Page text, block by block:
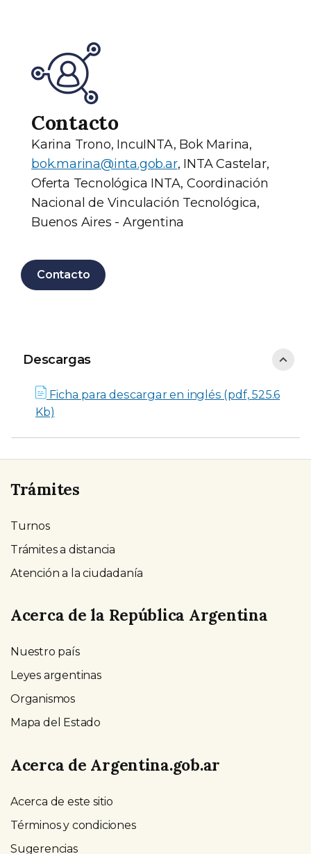
Contacto
Karina Trono, IncuINTA, Bok Marina,
bok.marina@inta.gob.ar, INTA Castelar,
Oferta Tecnológica INTA, Coordinación
Nacional de Vinculación Tecnológica,
Buenos Aires - Argentina
Contacto
Descargas
Descargas
Ficha para descargar en inglés (pdf, 525.6
Kb)
Trámites
Turnos
Trámites a distancia
Atención a la ciudadanía
Acerca de la República Argentina
Nuestro país
Leyes argentinas
Organismos
Mapa del Estado
Acerca de Argentina.gob.ar
Acerca de este sitio
Términos y condiciones
Sugerencias